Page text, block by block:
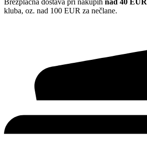
kluba, oz. nad 100 EUR za nečlane.